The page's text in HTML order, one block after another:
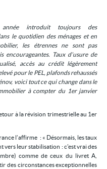
introduit toujours des
le quotidien des ménages et en
les étrennes ne sont pas
encourageantes. Taux d’usure de
accès au crédit légèrement
pour le PEL, plafonds rehaussés
voici tout ce qui change dans le
à compter du 1er janvier
à la révision trimestrielle au 1er
l’affirme : « Désormais, les taux
vers leur stabilisation : c'est vrai des
comme de ceux du livret A,
des circonstances exceptionnelles